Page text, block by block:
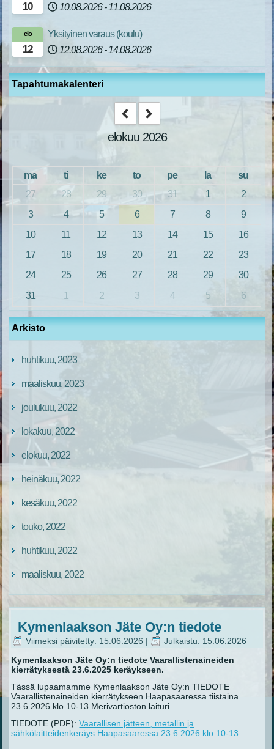
10
10.08.2026 - 11.08.2026
12
elo
Yksityinen varaus (koulu)
12.08.2026 - 14.08.2026
Tapahtumakalenteri
elokuu 2026
ma ti ke to pe la
su
27
28 29 30 31 1
2
3
4 5 6 7 8
9
10
11 12 13 14 15
16
17
18 19 20 21 22
23
24
25 26 27 28 29
30
31
1 2 3 4 5 6
Arkisto
huhtikuu, 2023
maaliskuu, 2023
joulukuu, 2022
lokakuu, 2022
elokuu, 2022
heinäkuu, 2022
kesäkuu, 2022
touko, 2022
huhtikuu, 2022
maaliskuu, 2022
Kymenlaakson Jäte Oy:n tiedote
Viimeksi päivitetty: 15.06.2026 |
Julkaistu: 15.06.2026
Kymenlaakson Jäte Oy:n tiedote Vaarallistenaineiden
kierrätyksestä 23.6.2025 keräykseen.
Tässä lupaamamme Kymenlaakson Jäte Oy:n TIEDOTE
Vaarallistenaineiden kierrätykseen Haapasaaressa tiistaina
23.6.2026 klo 10-13 Merivartioston laituri.
TIEDOTE (PDF):Vaarallisen jätteen, metallin ja
sähkölaitteidenkeräys Haapasaaressa 23.6.2026 klo 10-13.